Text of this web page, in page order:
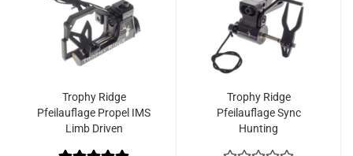
Trophy Ridge
Pfeilauflage Propel IMS
Limb Driven
Trophy Ridge
Pfeilauflage Sync
Hunting